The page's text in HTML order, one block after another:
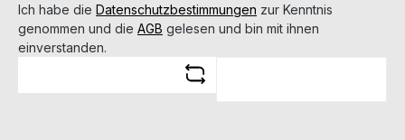
Ich habe die Datenschutzbestimmungen zur Kenntnis
genommen und die AGB gelesen und bin mit ihnen
einverstanden.